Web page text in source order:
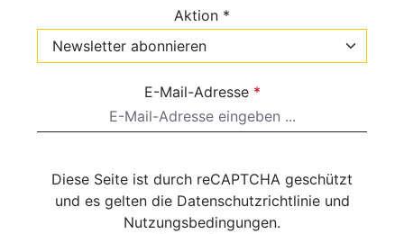
Aktion *
E-Mail-Adresse *
Diese Seite ist durch reCAPTCHA geschützt
und es gelten die Datenschutzrichtlinieund
Nutzungsbedingungen.